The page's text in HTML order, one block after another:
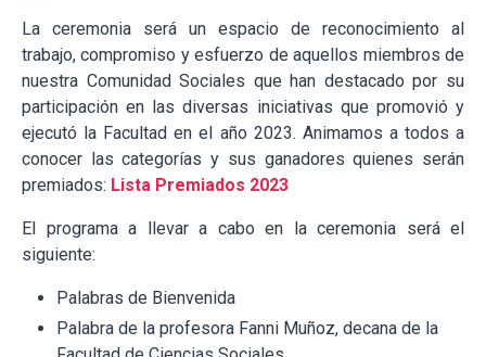
La ceremonia será un espacio de reconocimiento al
trabajo, compromiso y esfuerzo de aquellos miembros de
nuestra Comunidad Sociales que han destacado por su
participación en las diversas iniciativas que promovió y
ejecutó la Facultad en el año 2023. Animamos a todos a
conocer las categorías y sus ganadores quienes serán
premiados: Lista Premiados 2023
El programa a llevar a cabo en la ceremonia será el
siguiente:
Palabras de Bienvenida
Palabra de la profesora Fanni Muñoz, decana de la